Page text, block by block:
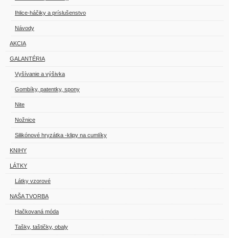
Ihlice-háčiky a príslušenstvo
Návody
AKCIA
GALANTÉRIA
Vyšívanie a výšivka
Gombíky, patentky, spony
Nite
Nožnice
Silikónové hryzátka -klipy na cumlíky
KNIHY
LÁTKY
Látky vzorové
NAŠA TVORBA
Hačkovaná móda
Tašky, taštičky, obaly